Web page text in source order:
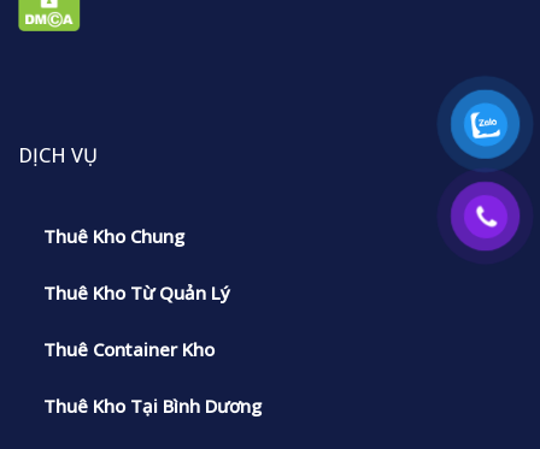
DỊCH VỤ
Thuê Kho Chung
Thuê Kho Từ Quản Lý
Thuê Container Kho
Thuê Kho Tại Bình Dương